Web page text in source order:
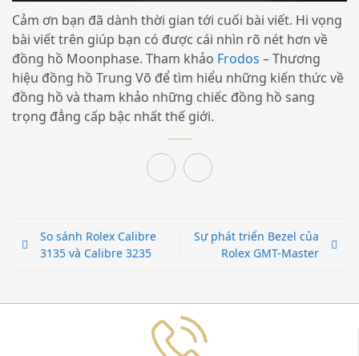
Cảm ơn bạn đã dành thời gian tới cuối bài viết. Hi vọng
bài viết trên giúp bạn có được cái nhìn rõ nét hơn về
đồng hồ Moonphase. Tham khảo Frodos – Thương
hiệu đồng hồ Trung Võ để tìm hiểu những kiến thức về
đồng hồ và tham khảo những chiếc đồng hồ sang
trọng đẳng cấp bậc nhất thế giới.
So sánh Rolex Calibre
3135 và Calibre 3235
Sự phát triển Bezel của
Rolex GMT-Master